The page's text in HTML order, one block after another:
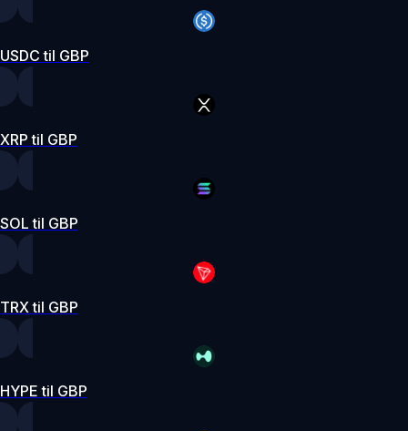
USDC til GBP
XRP til GBP
SOL til GBP
TRX til GBP
HYPE til GBP